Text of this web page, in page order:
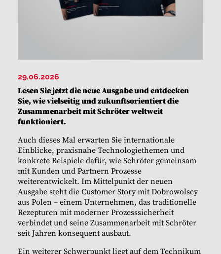
29.06.2026
Lesen Sie jetzt die neue Ausgabe und entdecken
Sie, wie vielseitig und zukunftsorientiert die
Zusammenarbeit mit Schröter weltweit
funktioniert.
Auch dieses Mal erwarten Sie internationale
Einblicke, praxisnahe Technologiethemen und
konkrete Beispiele dafür, wie Schröter gemeinsam
mit Kunden und Partnern Prozesse
weiterentwickelt. Im Mittelpunkt der neuen
Ausgabe steht die Customer Story mit Dobrowolscy
aus Polen – einem Unternehmen, das traditionelle
Rezepturen mit moderner Prozesssicherheit
verbindet und seine Zusammenarbeit mit Schröter
seit Jahren konsequent ausbaut.
Ein weiterer Schwerpunkt liegt auf dem Technikum